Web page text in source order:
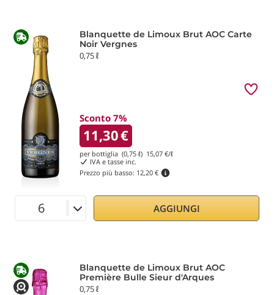
Blanquette de Limoux Brut AOC Carte
Noir Vergnes
0,75 ℓ
Sconto 7%
11,30€
per bottiglia (0,75 ℓ) 15,07 €/ℓ
IVA e tasse inc.
Prezzo più basso: 12,20 €
AGGIUNGI
Blanquette de Limoux Brut AOC
Première Bulle Sieur d'Arques
0,75 ℓ